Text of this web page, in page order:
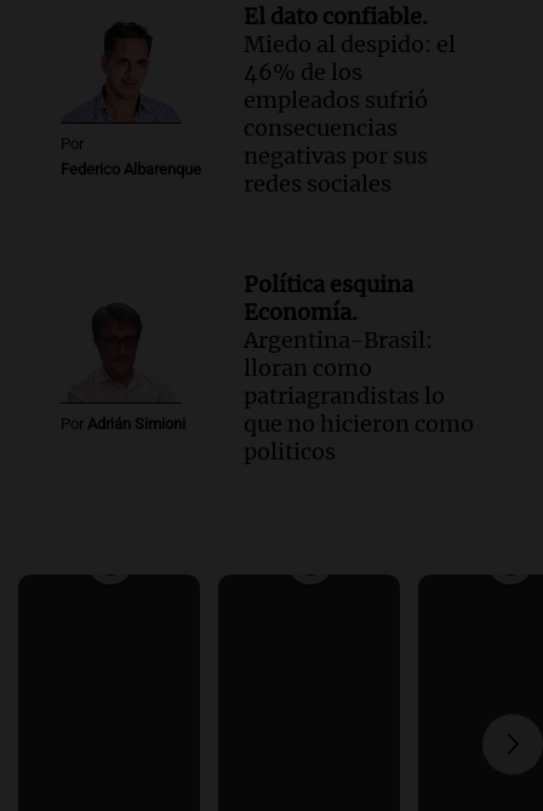
Por
Federico Albarenque
El dato confiable.
Miedo al despido: el
46% de los
empleados sufrió
consecuencias
negativas por sus
redes sociales
Por Adrián Simioni
Política esquina
Economía.
Argentina-Brasil:
lloran como
patriagrandistas lo
que no hicieron como
politicos